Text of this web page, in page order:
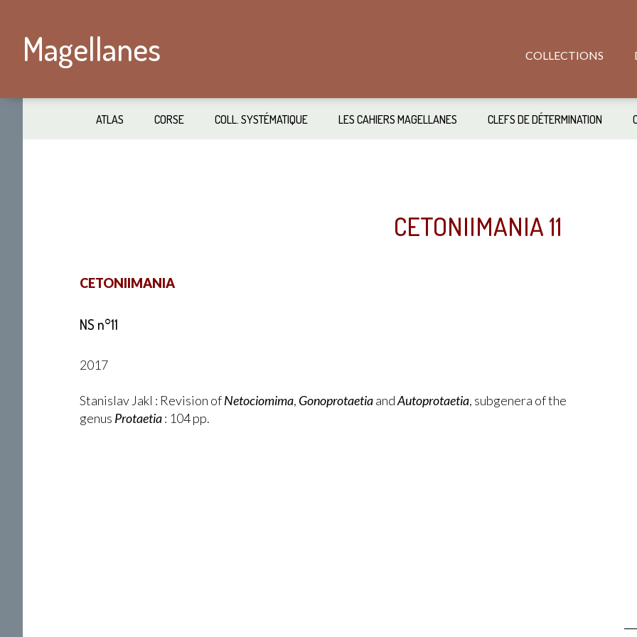
contenu
principal
secondary
navigation
Magellanes COLLECTIONS
ATLAS CORSE COLL. SYSTÉMATIQUE LES CAHIERS MAGELLANES CLEFS DE DÉTERMINATION
CETONIIMANIA 11
CETONIIMANIA
NS n°11
2017
Stanislav Jakl : Revision ofNetociomima, GonoprotaetiaandAutoprotaetia, subgenera of the
genus Protaetia: 104 pp.